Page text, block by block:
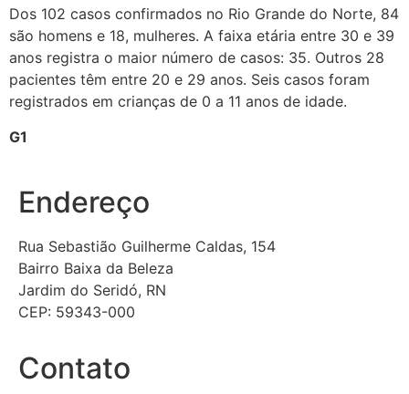
Dos 102 casos confirmados no Rio Grande do Norte, 84
são homens e 18, mulheres. A faixa etária entre 30 e 39
anos registra o maior número de casos: 35. Outros 28
pacientes têm entre 20 e 29 anos. Seis casos foram
registrados em crianças de 0 a 11 anos de idade.
G1
Endereço
Rua Sebastião Guilherme Caldas, 154
Bairro Baixa da Beleza
Jardim do Seridó, RN
CEP: 59343-000
Contato